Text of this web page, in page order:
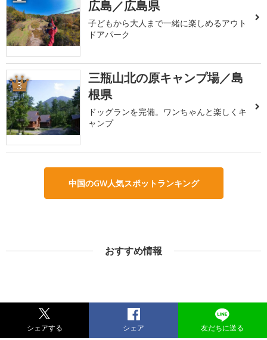
広島／広島県
子どもから大人まで一緒に楽しめるアウト
ドアパーク
3
三瓶山北の原キャンプ場／島
根県
ドッグランを完備。ワンちゃんと楽しくキ
ャンプ
中国のGW人気スポットランキング
おすすめ情報
シェアする シェア 友だちに送る